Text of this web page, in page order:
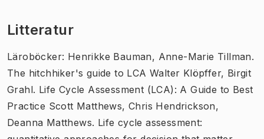
Litteratur
Läroböcker: Henrikke Bauman, Anne-Marie Tillman.
The hitchhiker's guide to LCA Walter Klöpffer, Birgit
Grahl. Life Cycle Assessment (LCA): A Guide to Best
Practice Scott Matthews, Chris Hendrickson,
Deanna Matthews. Life cycle assessment: